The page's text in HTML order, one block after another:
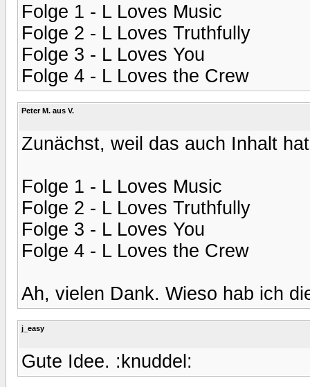
Folge 1 - L Loves Music
Folge 2 - L Loves Truthfully
Folge 3 - L Loves You
Folge 4 - L Loves the Crew
Peter M. aus V.
Zunächst, weil das auch Inhalt
Folge 1 - L Loves Music
Folge 2 - L Loves Truthfully
Folge 3 - L Loves You
Folge 4 - L Loves the Crew
Ah, vielen Dank. Wieso hab ich
j_easy
Gute Idee. :knuddel: